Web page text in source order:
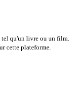
tel qu'un livre ou un film.
cette plateforme.